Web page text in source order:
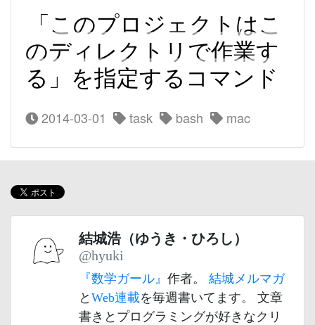
「このプロジェクトはこ
のディレクトリで作業す
る」を指定するコマンド
2014-03-01 task bash mac
結城浩（ゆうき・ひろし）
@hyuki
『数学ガール』 作者。 結城メルマガ
と Web連載を毎週書いてます。 文章
書きとプログラミングが好きなクリ